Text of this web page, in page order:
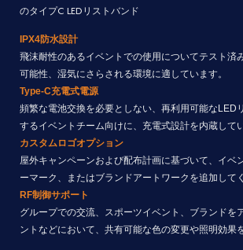
のタイプC LEDリストバンド
IPX4防水設計
飛沫耐性のあるイベントでの使用についてテスト済
可能性、湿気にさらされる環境に適しています。
Type-C充電式電源
頻繁な電池交換を必要としない、再利用可能なLED
するイベントチーム向けに、充電式設計を内蔵して
カスタムロゴオプション
屋外キャンペーンおよび配布計画に基づいて、イベ
ーマーク、またはブランドアートワークを追加して
RF制御サポート
グループでの交流、スポーツイベント、ブランドを
ントなどにおいて、共有可能な色の変更や照明効果